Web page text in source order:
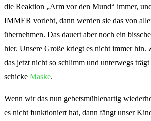
die Reaktion „Arm vor den Mund“ immer,
IMMER vorlebt, dann werden sie das von
übernehmen. Das dauert aber noch ein
hier. Unsere Große kriegt es nicht immer hin.
das jetzt nicht so schlimm und unterwegs
schicke Maske.
Wenn wir das nun gebetsmühlenartig
es nicht funktioniert hat, dann fängt unser